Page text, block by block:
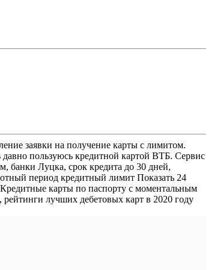
заявки на получение карты с лимитом.
пользуюсь кредитной картой ВТБ. Сервис
банки Луцка, срок кредита до 30 дней,
период кредитный лимит Показать 24
карты по паспорту с моментальным
лучших дебетовых карт в 2020 году